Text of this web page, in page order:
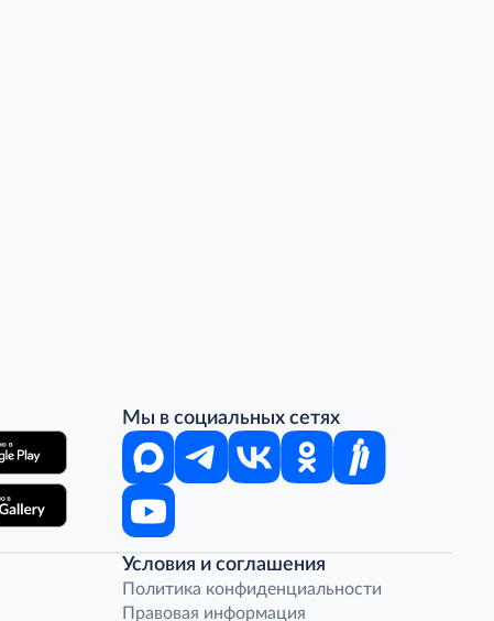
Мы в социальных сетях
Условия и соглашения
Политика конфиденциальности
Правовая информация